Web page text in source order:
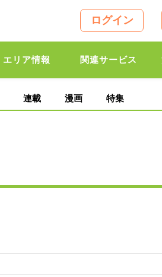
ログイン
エリア情報 関連サービス
連載 漫画 特集